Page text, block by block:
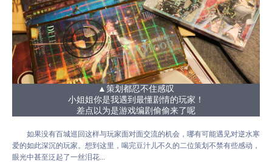
▲策划都忍不住感叹
小姐姐你是我遇到最懂剧情的玩家！
差点以为是游戏编剧偷偷来了呢
如果没有百城巡回这样与玩家面对面交流的机会，哪有可能遇见对逆水寒
爱的如此深沉的玩家。想到这里，喝完豆汁儿不久的二位策划不禁有些感动，
眼光中甚至泛起了一丝泪花...